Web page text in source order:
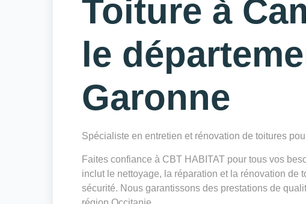
Toiture à
le
Garonne
Spécialiste en entretien et rénovation de toitures
Faites confiance à CBT HABITAT pour tous vos
inclut le nettoyage, la réparation et la rénovation de
sécurité. Nous garantissons des prestations de